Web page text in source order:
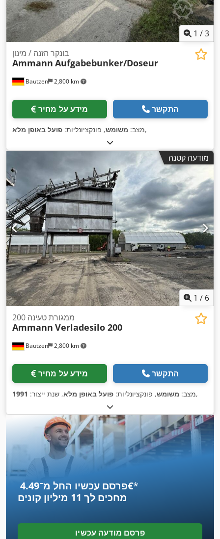
1 /3
Bautzen 2,800 km
בונקר הזנה / מינון
Ammann Aufgabebunker/Doseur
מידע על מחיר התקשר
מצב: משומש, פונקציונליות: פועל באופן מלא ,
מודעה קטנה
1 / 6
Bautzen 2,800 km
ממגורת טעינה 200
Ammann Verladesilo 200
מידע על מחיר התקשר
מצב: משומש, פונקציונליות: פועל באופן מלא, שנת ייצור: 1991 ,
פרסם עכשיו החל מ־‏4.49 ‏€*
מחכים לך 11 מיליון קונים
פרסם מודעה עכשיו